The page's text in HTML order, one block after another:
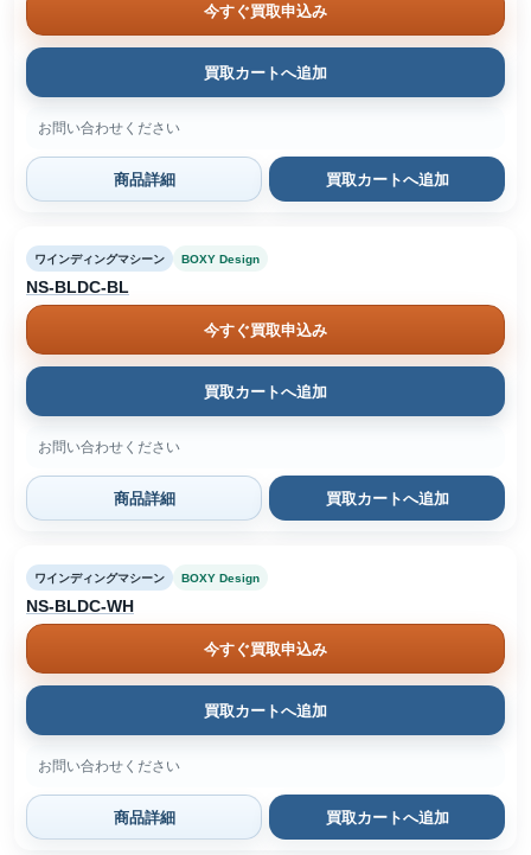
今すぐ買取申込み
買取カートへ追加
お問い合わせください
商品詳細 買取カートへ追加
ワインディングマシーン BOXY Design
NS-BLDC-BL
今すぐ買取申込み
買取カートへ追加
お問い合わせください
商品詳細 買取カートへ追加
ワインディングマシーン BOXY Design
NS-BLDC-WH
今すぐ買取申込み
買取カートへ追加
お問い合わせください
商品詳細 買取カートへ追加